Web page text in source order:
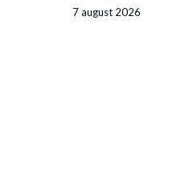
7 august 2026